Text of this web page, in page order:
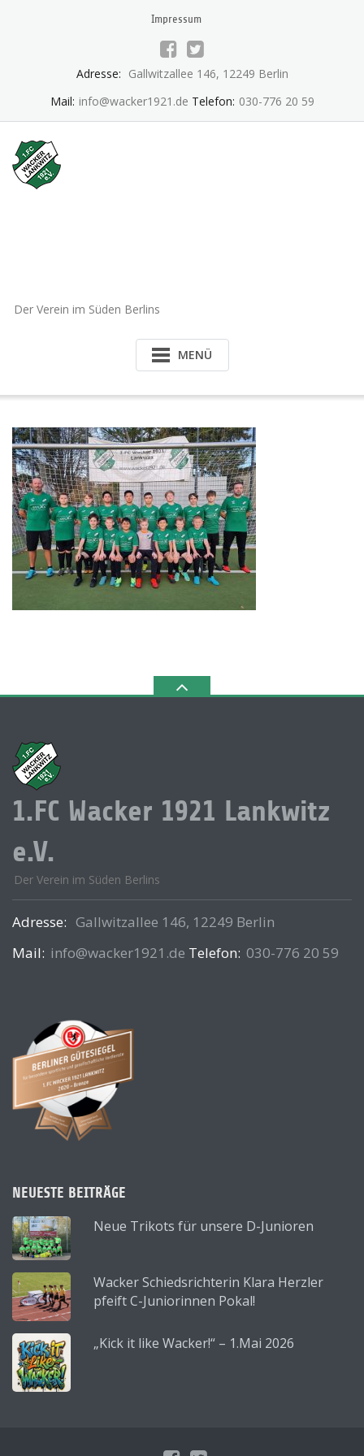
Impressum
Adresse: Gallwitzallee 146, 12249 Berlin
Mail: info@wacker1921.de Telefon: 030-776 20 59
Der Verein im Süden Berlins
MENÜ
1.FC Wacker 1921 Lankwitz
e.V.
Der Verein im Süden Berlins
Adresse: Gallwitzallee 146, 12249 Berlin
Mail: info@wacker1921.de Telefon: 030-776 20 59
NEUESTE BEITRÄGE
Neue Trikots für unsere D-Junioren
Wacker Schiedsrichterin Klara Herzler
pfeift C-Juniorinnen Pokal!
„Kick it like Wacker!“ – 1.Mai 2026